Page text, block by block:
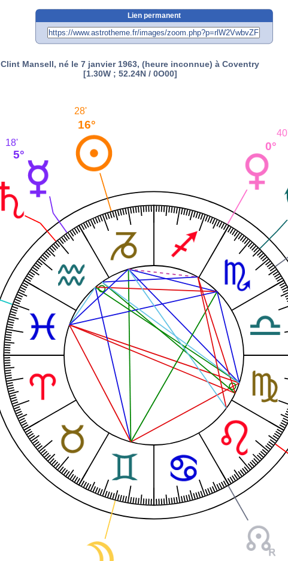
Lien permanent
Clint Mansell, né le 7 janvier 1963, (heure inconnue) à Coventry
[1.30W ; 52.24N / 0O00]
0°
16°
28'
5°
18'